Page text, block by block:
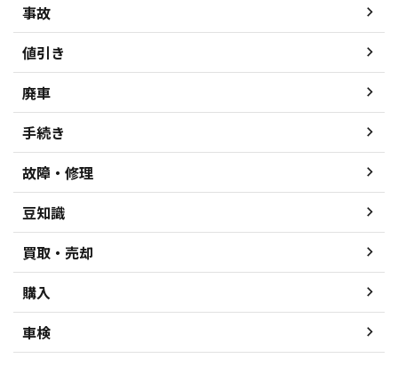
事故
値引き
廃車
手続き
故障・修理
豆知識
買取・売却
購入
車検